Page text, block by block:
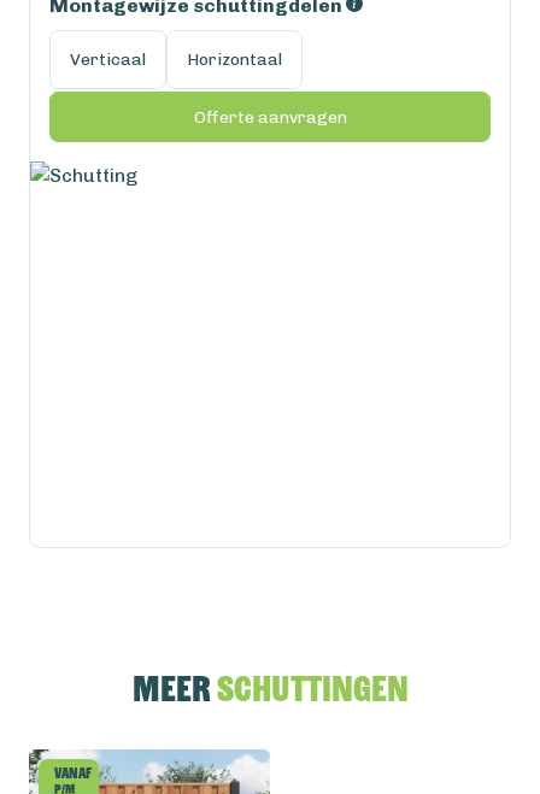
Montagewijze schuttingdelen
Verticaal Horizontaal
Offerte aanvragen
Meerschuttingen
Vanaf